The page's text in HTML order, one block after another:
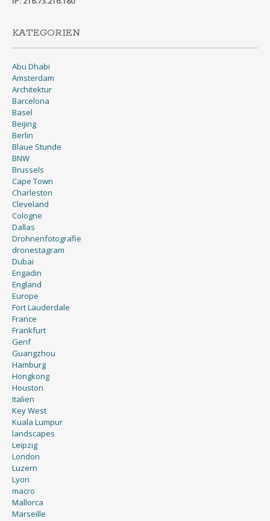
KATEGORIEN
Abu Dhabi
Amsterdam
Architektur
Barcelona
Basel
Beijing
Berlin
Blaue Stunde
BNW
Brussels
Cape Town
Charleston
Cleveland
Cologne
Dallas
Drohnenfotografie
dronestagram
Dubai
Engadin
England
Europe
Fort Lauderdale
France
Frankfurt
Genf
Guangzhou
Hamburg
Hongkong
Houston
Italien
Key West
Kuala Lumpur
landscapes
Leipzig
London
Luzern
Lyon
macro
Mallorca
Marseille